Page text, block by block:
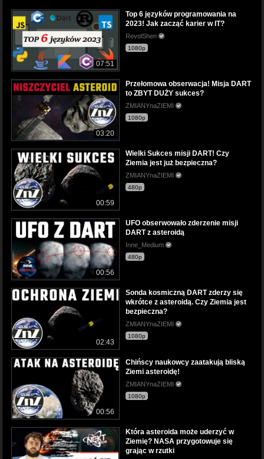
07:51
Top 6 języków programowania na
2023! Jak zacząć karier w IT?
RevolShen
1080p
03:20
Przełomowa obserwacja! Misja DART
to ZBYT DUŻY sukces?
ZMIANYnaZIEMI
1080p
00:59
Wielki Sukces misji DART! Czy
Ziemia jest już bezpieczna?
ZMIANYnaZIEMI
480p
00:56
UFO obserwowało zderzenie misji
DART z asteroidą
Inne_Medium
480p
02:43
Sonda kosmiczną DART zderzy się
wkrótce z asteroidą. Czy Ziemia jest
bezpieczna?
ZMIANYnaZIEMI
1080p
00:56
Chińscy naukowcy zaatakują bliską
Ziemi asteroidę!
ZMIANYnaZIEMI
1080p
Która asteroida może uderzyć w
Ziemię? NASA przygotowuje się
grając w rzutki